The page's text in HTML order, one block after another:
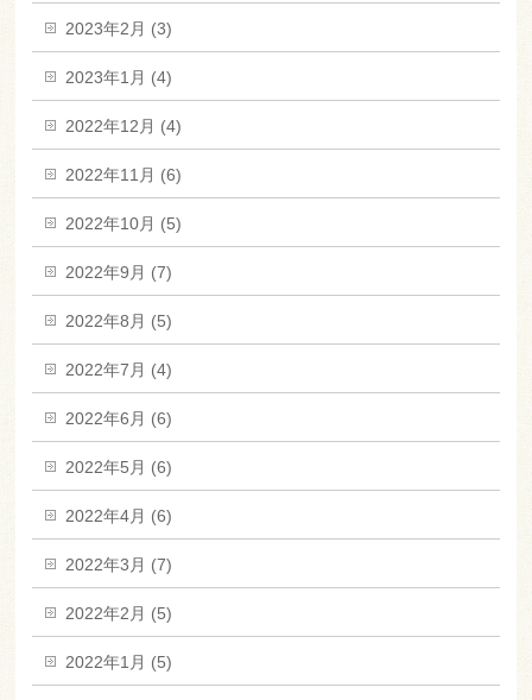
2023年2月 (3)
2023年1月 (4)
2022年12月 (4)
2022年11月 (6)
2022年10月 (5)
2022年9月 (7)
2022年8月 (5)
2022年7月 (4)
2022年6月 (6)
2022年5月 (6)
2022年4月 (6)
2022年3月 (7)
2022年2月 (5)
2022年1月 (5)